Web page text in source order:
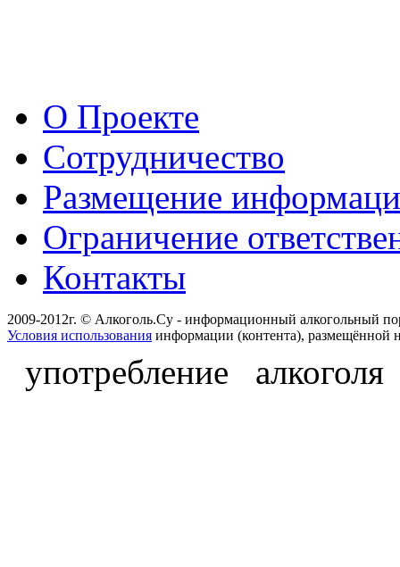
О Проекте
Сотрудничество
Размещение
Ограничение
Контакты
2009-2012г. © Алкоголь.Су - информационный алкогольный
Условия использования информации (контента), размещённой
употребление